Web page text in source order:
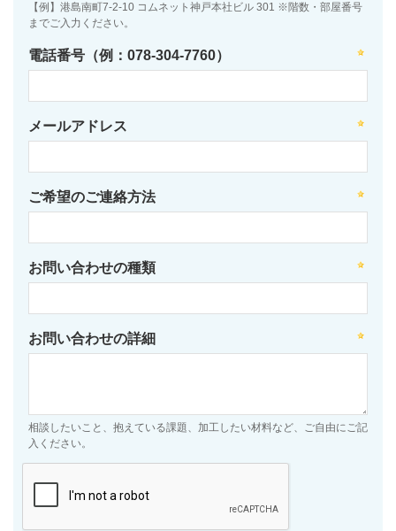
【例】港島南町7-2-10 コムネット神戸本社ビル 301 ※階数・部屋番号
までご入力ください。
電話番号（例：078-304-7760）
メールアドレス
ご希望のご連絡方法
お問い合わせの種類
お問い合わせの詳細
相談したいこと、抱えている課題、加工したい材料など、ご自由にご記
入ください。